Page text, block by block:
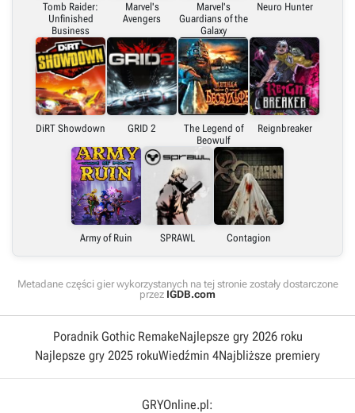
Tomb Raider:
Unfinished
Business
Marvel's
Avengers
Marvel's
Guardians of the
Galaxy
Neuro Hunter
DiRT Showdown GRID 2
The Legend of
Beowulf
Reignbreaker
Army of Ruin SPRAWL Contagion
Metadane części gier wykorzystanych na tej stronie zostały dostarczone
przez IGDB.com
Poradnik Gothic RemakeNajlepsze gry 2026 roku
Najlepsze gry 2025 rokuWiedźmin 4Najbliższe premiery
GRYOnline.pl: